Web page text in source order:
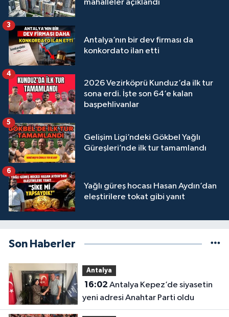
mahalleler açıklandı
Antalya’nın bir dev firması da
konkordato ilan etti
3
2026 Vezirköprü Kunduz’da ilk tur
sona erdi. İşte son 64’e kalan
başpehlivanlar
4
Gelişim Ligi’ndeki Gökbel Yağlı
Güreşleri’nde ilk tur tamamlandı
5
Yağlı güreş hocası Hasan Aydın’dan
eleştirilere tokat gibi yanıt
6
Son Haberler
Antalya
16:02
yeni adresi Anahtar Parti oldu